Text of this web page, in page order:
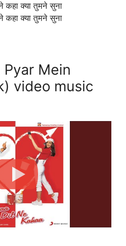
कहा क्या तुमने सुना
कहा क्या तुमने सुना
Pyar Mein
video music